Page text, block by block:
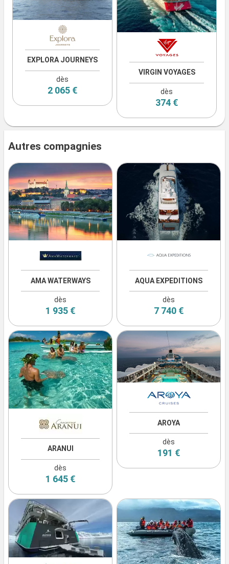
EXPLORA JOURNEYS
dès
2 065 €
VIRGIN VOYAGES
dès
374 €
Autres compagnies
AMA WATERWAYS
dès
1 935 €
AQUA EXPEDITIONS
dès
7 740 €
ARANUI
dès
1 645 €
AROYA
dès
191 €